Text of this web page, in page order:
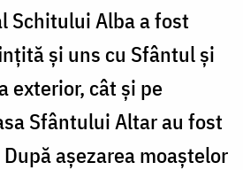
Schitului Alba a fost
şi uns cu Sfântul şi
exterior, cât și pe
Sfântului Altar au fost
aşezarea moaştelor